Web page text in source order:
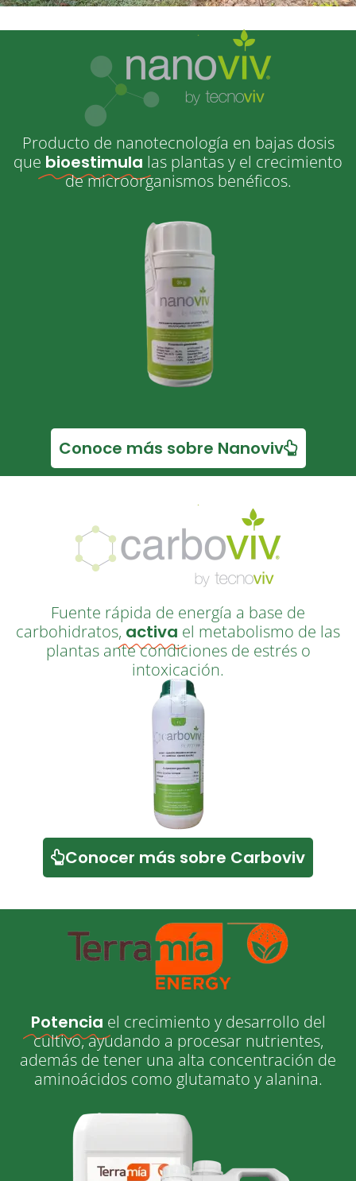
Producto de nanotecnología en bajas dosis
que bioestimula las plantas y el crecimiento
de microorganismos benéficos.
Conoce más sobre Nanoviv
Conocer más sobre Carboviv
Fuente rápida de energía a base de
carbohidratos, activa el metabolismo de las
plantas ante condiciones de estrés o
intoxicación.
Potencia el crecimiento y desarrollo del
cultivo, ayudando a procesar nutrientes,
además de tener una alta concentración de
aminoácidos como glutamato y alanina.